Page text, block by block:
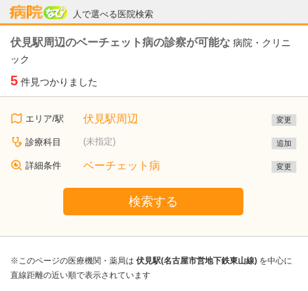
人で選べる医院検索
病院なび
伏見駅周辺のベーチェット病の診察が可能な 病院・クリニ
ック
5 件見つかりました
エリア/駅 伏見駅周辺 変更
診療科目 (未指定) 追加
詳細条件 ベーチェット病 変更
検索する
※このページの医療機関・薬局は 伏見駅(名古屋市営地下鉄東山線) を中心に
直線距離の近い順で表示されています